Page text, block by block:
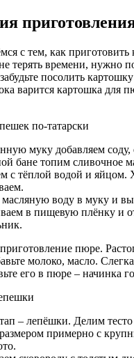
с тем, как
терять времени, нужно
посолить
варится картошка для
муку добавляем соду,
бане топим сливочное
с тёплой водой и яйцом.
воду в муку и
в пищевую плёнку и
пюре.
молоко, масло.
его в пюре – начинка
– лепёшки. Делим
примерно с